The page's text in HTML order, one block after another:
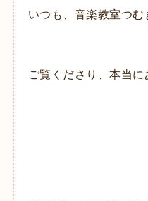
いつも、音楽教室つ
ご覧くださり、本当に